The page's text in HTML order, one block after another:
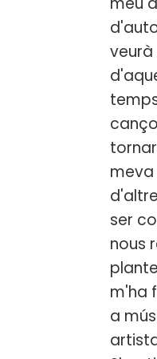
veurà
ser
nous
m'ha
a